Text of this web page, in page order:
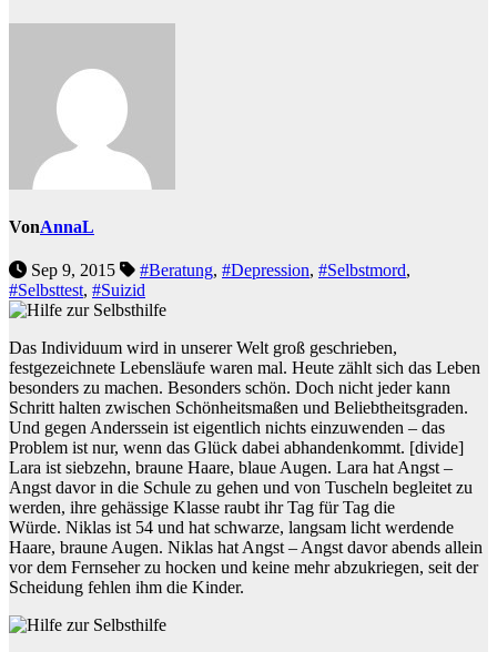
VonAnnaL
Sep 9, 2015 #Beratung, #Depression, #Selbstmord,
#Selbsttest, #Suizid
Das Individuum wird in unserer Welt groß geschrieben,
festgezeichnete Lebensläufe waren mal. Heute zählt sich das Leben
besonders zu machen. Besonders schön. Doch nicht jeder kann
Schritt halten zwischen Schönheitsmaßen und Beliebtheitsgraden.
Und gegen Anderssein ist eigentlich nichts einzuwenden – das
Problem ist nur, wenn das Glück dabei abhandenkommt. [divide]
Lara ist siebzehn, braune Haare, blaue Augen. Lara hat Angst –
Angst davor in die Schule zu gehen und von Tuscheln begleitet zu
werden, ihre gehässige Klasse raubt ihr Tag für Tag die
Würde. Niklas ist 54 und hat schwarze, langsam licht werdende
Haare, braune Augen. Niklas hat Angst – Angst davor abends allein
vor dem Fernseher zu hocken und keine mehr abzukriegen, seit der
Scheidung fehlen ihm die Kinder.